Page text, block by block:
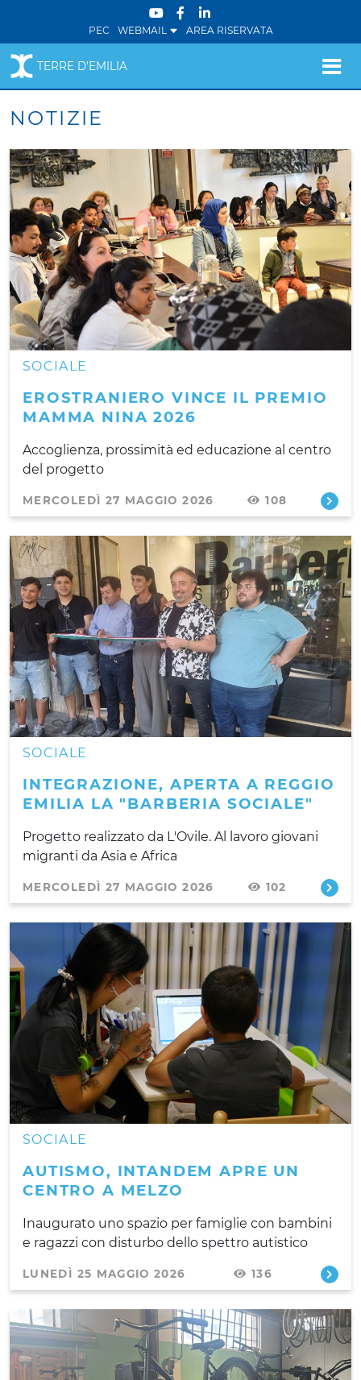
PEC WEBMAIL AREA RISERVATA
TERRE D'EMILIA
NOTIZIE
SOCIALE
EROSTRANIERO VINCE IL PREMIO
MAMMA NINA 2026
Accoglienza, prossimità ed educazione al centro
del progetto
MERCOLEDÌ 27 MAGGIO 2026 108
SOCIALE
INTEGRAZIONE, APERTA A REGGIO
EMILIA LA "BARBERIA SOCIALE"
Progetto realizzato da L'Ovile. Al lavoro giovani
migranti da Asia e Africa
MERCOLEDÌ 27 MAGGIO 2026 102
SOCIALE
AUTISMO, INTANDEM APRE UN
CENTRO A MELZO
Inaugurato uno spazio per famiglie con bambini
e ragazzi con disturbo dello spettro autistico
LUNEDÌ 25 MAGGIO 2026 136